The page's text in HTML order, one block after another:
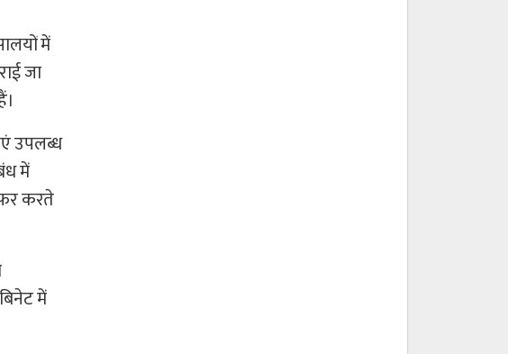
में
जा
उपलब्ध
में
करते
में